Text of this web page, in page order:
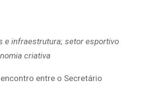
e infraestrutura; setor esportivo
criativa
entre o Secretário